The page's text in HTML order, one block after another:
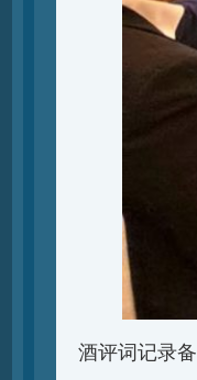
酒评词记录